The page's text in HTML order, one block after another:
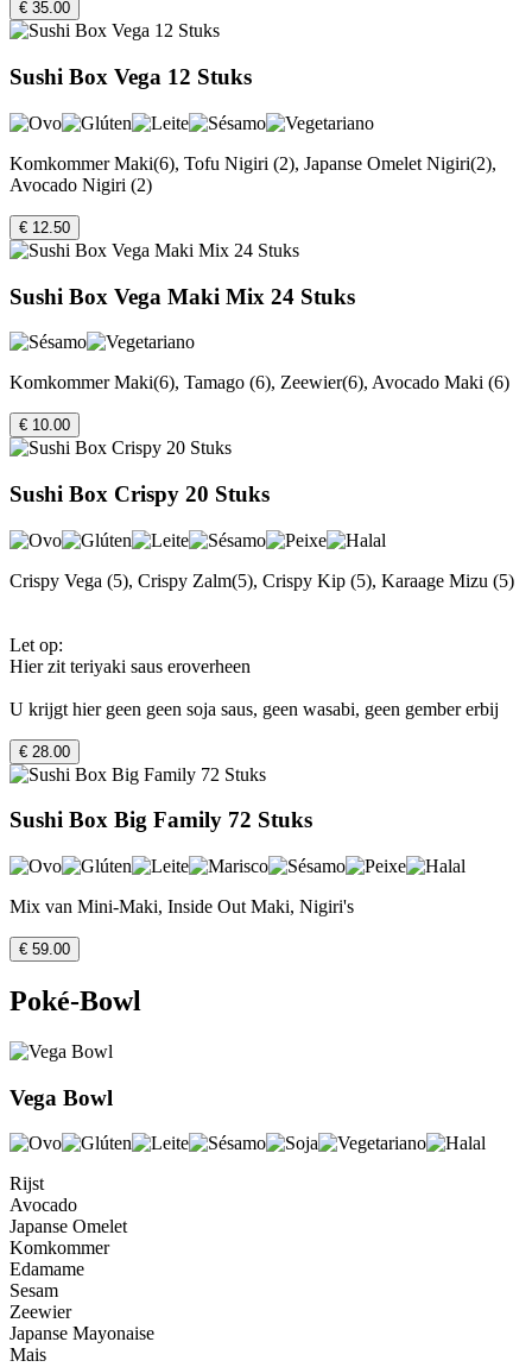
€ 35.00
Sushi Box Vega 12 Stuks
Komkommer Maki(6), Tofu Nigiri (2), Japanse Omelet Nigiri(2),
Avocado Nigiri (2)
€ 12.50
Sushi Box Vega Maki Mix 24 Stuks
Komkommer Maki(6), Tamago (6), Zeewier(6), Avocado Maki (6)
€ 10.00
Sushi Box Crispy 20 Stuks
Crispy Vega (5), Crispy Zalm(5), Crispy Kip (5), Karaage Mizu (5)
Let op:
Hier zit teriyaki saus eroverheen
U krijgt hier geen geen soja saus, geen wasabi, geen gember erbij
€ 28.00
Sushi Box Big Family 72 Stuks
Mix van Mini-Maki, Inside Out Maki, Nigiri's
€ 59.00
Poké-Bowl
Vega Bowl
Rijst
Avocado
Japanse Omelet
Komkommer
Edamame
Sesam
Zeewier
Japanse Mayonaise
Mais